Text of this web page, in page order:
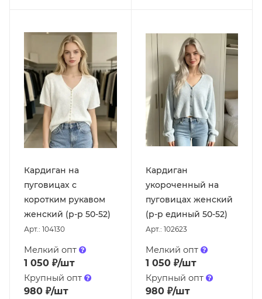
Кардиган на
пуговицах с
коротким рукавом
женский (р-р 50-52)
Арт.: 104130
Мелкий опт
1 050 ₽/шт
Крупный опт
980 ₽/шт
Кардиган
укороченный на
пуговицах женский
(р-р единый 50-52)
Арт.: 102623
Мелкий опт
1 050₽/шт
Крупный опт
980₽/шт